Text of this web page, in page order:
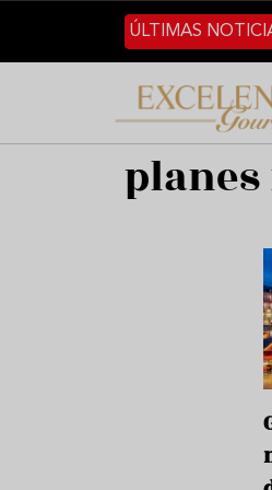
Pasar al contenido
ÚLTIMAS